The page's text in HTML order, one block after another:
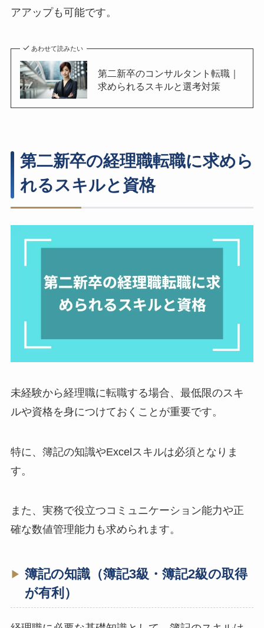
アアップも可能です。
あわせて読みたい
第二新卒のコンサルタント転職｜
求められるスキルと選考対策
第二新卒の経理職転職に求めら
れるスキルと資格
未経験から経理職に転職する場合、最低限のスキ
ルや資格を身につけておくことが重要です。
特に、簿記の知識やExcelスキルは必須となりま
す。
また、実務で役立つコミュニケーション能力や正
確な数値管理能力も求められます。
簿記の知識（簿記3級・簿記2級の取得
が有利）